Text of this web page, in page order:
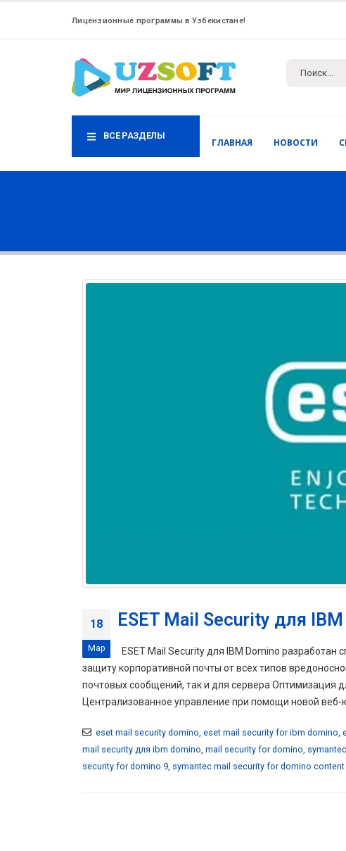
Лицензионные программы в Узбекистане!
ВСЕ РАЗДЕЛЫ
ГЛАВНАЯ НОВОСТИ
18
Мар
ESET Mail Security для
ESET Mail Security для IBM Domino разработан
защиту корпоративной почты от всех типов
почтовых сообщений, так и для сервера Оптимизация
Централизованное управление при помощи новой веб-
eset mail security domino eset mail security for ibm domino
mail security для ibm domino mail security for domino
security for domino 9 symantec mail security for domino